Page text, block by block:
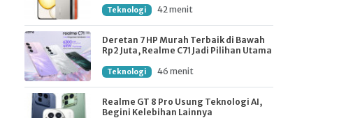
Teknologi 42 menit
Deretan 7 HP Murah Terbaik di Bawah
Rp2 Juta, Realme C71 Jadi Pilihan Utama
Teknologi 46 menit
Realme GT 8 Pro Usung Teknologi AI,
Begini Kelebihan Lainnya